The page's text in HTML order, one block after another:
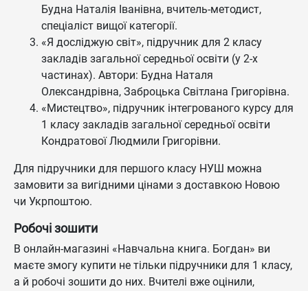
Будна Наталія Іванівна, вчитель-методист,
спеціаліст вищої категорії.
«Я досліджую світ», підручник для 2 класу
закладів загальної середньої освіти (у 2-х
частинах). Автори: Будна Наталя
Олександрівна, Заброцька Світлана Григорівна.
«Мистецтво», підручник інтегрованого курсу для
1 класу закладів загальної середньої освіти
Кондратової Людмили Григорівни.
Для підручники для першого класу НУШ можна
замовити за вигідними цінами з доставкою Новою
чи Укрпоштою.
Робочі зошити
В онлайн-магазині «Навчальна книга. Богдан» ви
маєте змогу купити не тільки підручники для 1 класу,
а й робочі зошити до них. Вчителі вже оцінили,